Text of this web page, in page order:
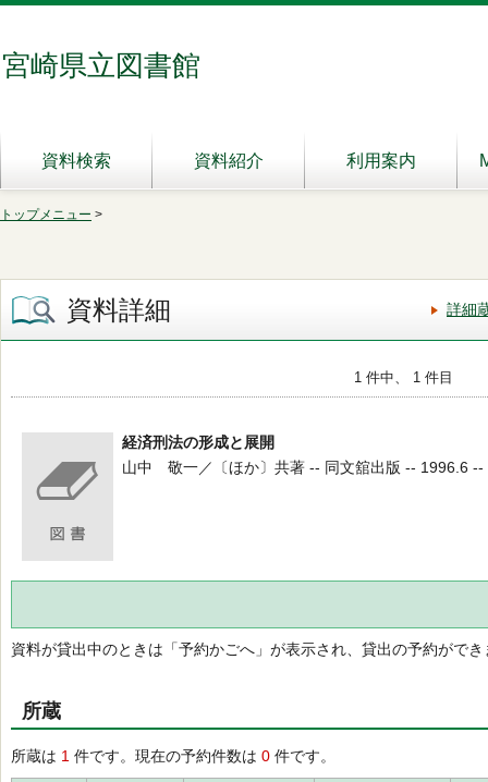
宮崎県立図書館
資料検索 資料紹介 利用案内
トップメニュー >
資料詳細 詳細
1 件中、 1 件目
経済刑法の形成と展開
山中 敬一／〔ほか〕共著 -- 同文舘出版 -- 1996.6 --
資料が貸出中のときは「予約かごへ」が表示され、貸出の予約ができ
所蔵
所蔵は 1 件です。現在の予約件数は 0 件です。